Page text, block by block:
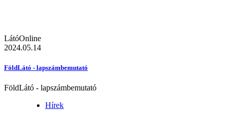
LátóOnline
2024.05.14
FöldLátó - lapszámbemutató
FöldLátó - lapszámbemutató
Hírek